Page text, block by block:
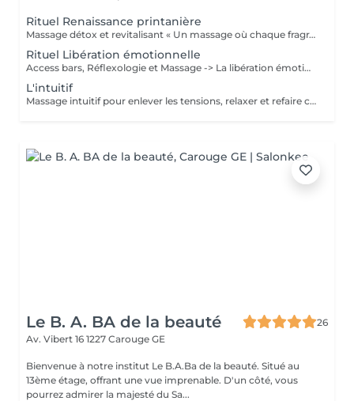
Rituel Renaissance printanière
Massage détox et revitalisant « Un massage où chaque fragrance, chaque note de musique et chaque technique est conçue pour harmoniser vos sens, dissoudre votre stress et la rigidité saisonnière. » Techniques Spécifiques Un massage sur mesure : des gestes experts pour redonner de la mobilité, de la souplesse et relancer l'énergie. Détox Massage des organes de la digestion pour retrouver une sensation de légereté et aider votre organisme à éliminer les toxines. Parfums Émotionnels Bien plus que des odeurs : ils agissent directement sur votre humeur pour vous aider à lâcher prise instantanément et à ancrer la sérénité. Musique Spécifique Une immersion totale : une ambiance sonore conçue pour la relaxation qui complète l'expérience sensorielle.
Rituel Libération émotionnelle
Access bars, Réflexologie et Massage -> La libération émotionnelle Access Bars: Protocole énergétique stimulant des zones réflexes du cerveau pour une libération des blocages émotionnelles. Lâcher prise et retour au moment présent. -> La réflexologie et le massage de la tête Pour favoriser le lâcher prise je stimule les zones réflexes des mains et des pieds, ainsi vous entrez dans un niveau de détente plus profond. Je masse également votre tête pour avoir cette impression d'être sur un nuage. -> Le massage du corps Restez en relaxation par mon massage intuitif, à l'écoute de votre corps, je soulage vos tensions.
L'intuitif
Massage intuitif pour enlever les tensions, relaxer et refaire circuler l'énergie.
Le B. A. BA de la beauté
26
Av. Vibert 16 1227 Carouge GE
Bienvenue à notre institut Le B.A.Ba de la beauté. Situé au
13ème étage, offrant une vue imprenable. D'un côté, vous
pourrez admirer la majesté du Sa...